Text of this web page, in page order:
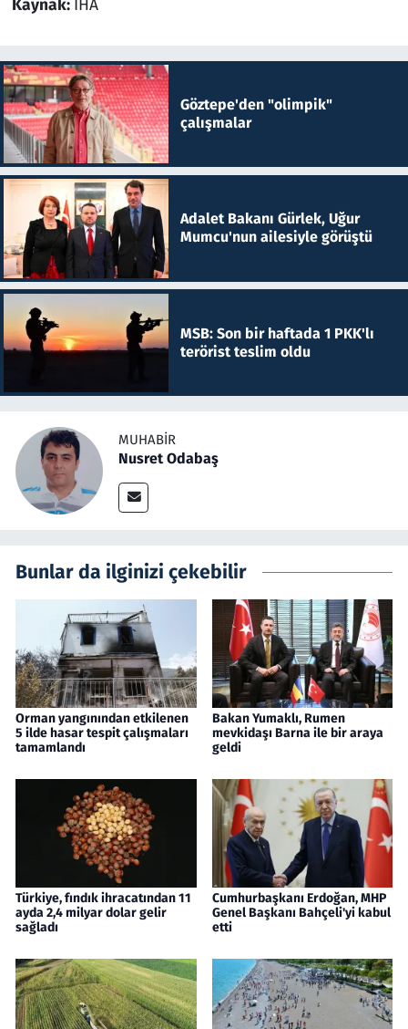
Kaynak: İHA
Göztepe'den "olimpik"
çalışmalar
Adalet Bakanı Gürlek, Uğur
Mumcu'nun ailesiyle görüştü
MSB: Son bir haftada 1 PKK'lı
terörist teslim oldu
MUHABIR
Nusret Odabaş
Bunlar da ilginizi çekebilir
Orman yangınından etkilenen
5 ilde hasar tespit çalışmaları
tamamlandı
Bakan Yumaklı, Rumen
mevkidaşı Barna ile bir araya
geldi
Türkiye, fındık ihracatından 11
ayda 2,4 milyar dolar gelir
sağladı
Cumhurbaşkanı Erdoğan, MHP
Genel Başkanı Bahçeli'yi kabul
etti